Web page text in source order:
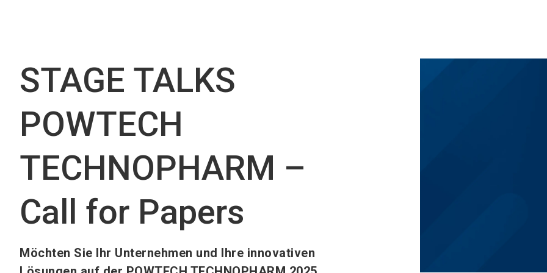
STAGE TALKS
POWTECH
TECHNOPHARM –
Call for Papers
Möchten Sie Ihr Unternehmen und Ihre innovativen